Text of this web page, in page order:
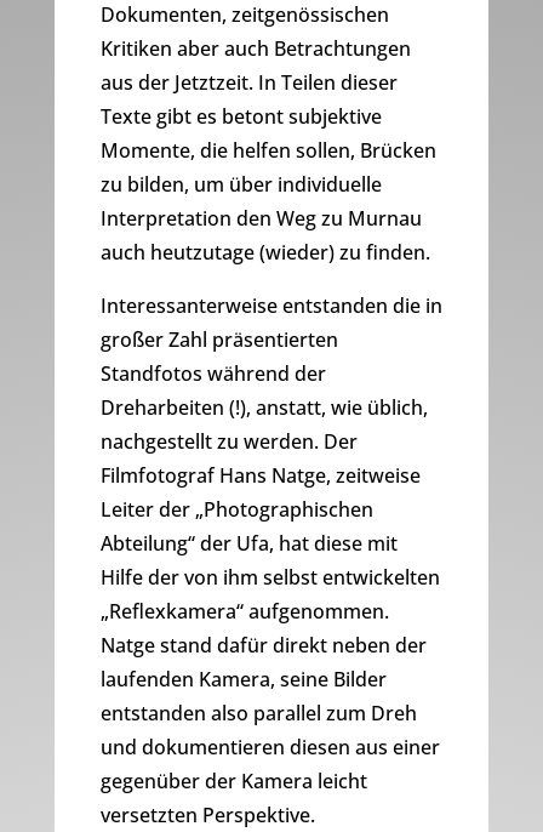
Dokumenten, zeitgenössischen
Kritiken aber auch Betrachtungen
aus der Jetztzeit. In Teilen dieser
Texte gibt es betont subjektive
Momente, die helfen sollen, Brücken
zu bilden, um über individuelle
Interpretation den Weg zu Murnau
auch heutzutage (wieder) zu finden.
Interessanterweise entstanden die in
großer Zahl präsentierten
Standfotos während der
Dreharbeiten (!), anstatt, wie üblich,
nachgestellt zu werden. Der
Filmfotograf Hans Natge, zeitweise
Leiter der „Photographischen
Abteilung“ der Ufa, hat diese mit
Hilfe der von ihm selbst entwickelten
„Reflexkamera“ aufgenommen.
Natge stand dafür direkt neben der
laufenden Kamera, seine Bilder
entstanden also parallel zum Dreh
und dokumentieren diesen aus einer
gegenüber der Kamera leicht
versetzten Perspektive.